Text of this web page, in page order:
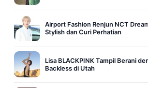
Airport Fashion Renjun NCT
Stylish dan Curi Perhatian
Lisa BLACKPINK Tampil Berani
Backless di Utah